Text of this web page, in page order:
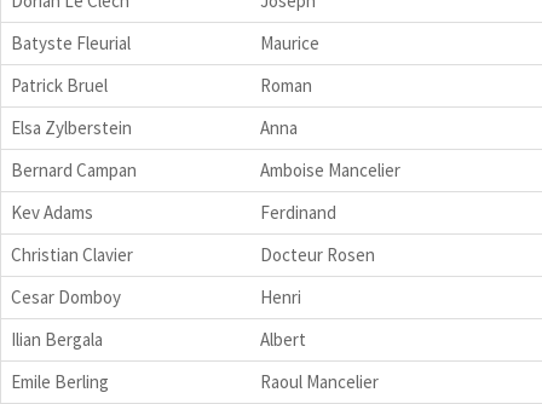
Batyste Fleurial
Maurice
Patrick Bruel
Roman
Elsa Zylberstein
Anna
Bernard Campan
Amboise Mancelier
Kev Adams
Ferdinand
Christian Clavier
Docteur Rosen
Cesar Domboy
Henri
Ilian Bergala
Albert
Emile Berling
Raoul Mancelier